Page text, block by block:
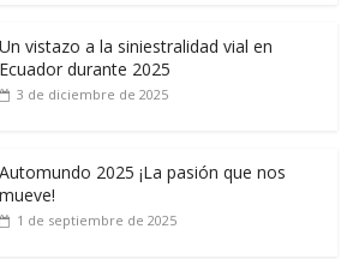
Un vistazo a la siniestralidad vial en
Ecuador durante 2025
3 de diciembre de 2025
Automundo 2025 ¡La pasión que nos
mueve!
1 de septiembre de 2025